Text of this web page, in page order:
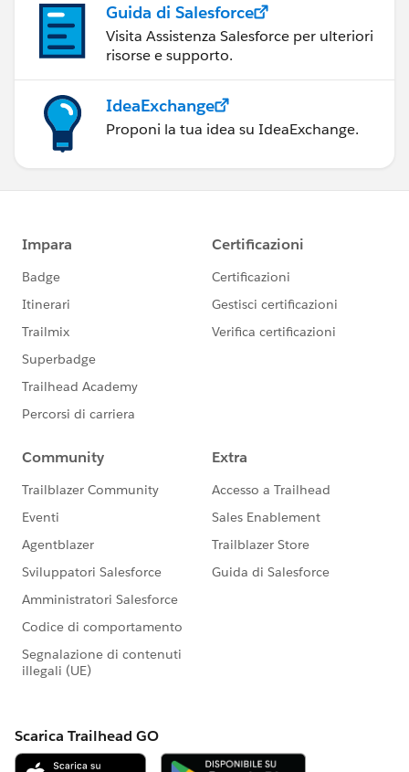
Guida di Salesforce
Visita Assistenza Salesforce per ulteriori
risorse e supporto.
IdeaExchange
Proponi la tua idea su IdeaExchange.